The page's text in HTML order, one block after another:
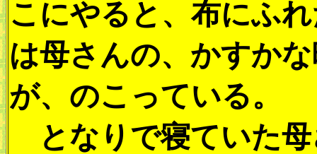
こにやると、布にふ
は母さんの、かすか
が、のこっている。
となりで寝ていた母